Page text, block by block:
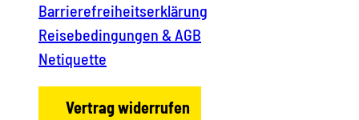
Barrierefreiheitserklärung
Reisebedingungen & AGB
Netiquette
Vertrag widerrufen